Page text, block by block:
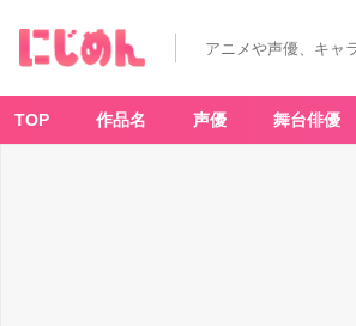
アニメや声優、キャ
TOP 作品名 声優 舞台俳優